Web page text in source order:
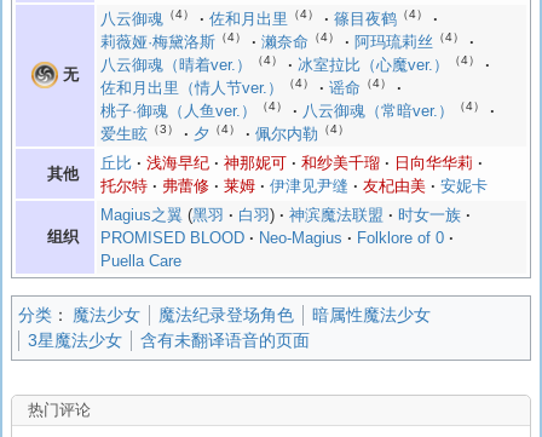
无
八云御魂 （4） 佐和月出里 （4） 篠目夜鹤 （4）
莉薇娅·梅黛洛斯 （4） 濑奈命 （4） 阿玛琉莉丝 （4）
八云御魂（晴着ver.） （4） 冰室拉比（心魔ver.） （4）
佐和月出里（情人节ver.） （4） 谣命 （4）
桃子·御魂（人鱼ver.） （4） 八云御魂（常暗ver.） （4）
爱生眩 （3） 夕 （4） 佩尔内勒 （4）
其他
丘比 浅海早纪 神那妮可 和纱美千瑠
日向华华莉
托尔特
弗蕾修 莱姆 伊津见尹缝 友杞由美 安妮卡
组织
Magius之翼 黑羽 白羽 神滨魔法联盟
时女一族
PROMISED BLOOD
Neo-Magius
Folklore of 0
Puella Care
分类： 魔法少女 魔法纪录登场角色
暗属性魔法少女
3星魔法少女
含有未翻译语音的页面
热门评论